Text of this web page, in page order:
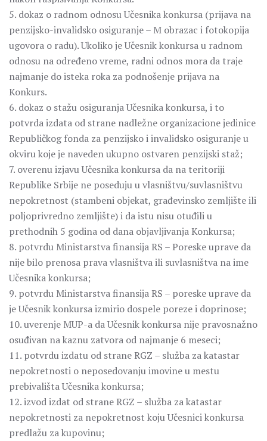
5. dokaz o radnom odnosu Učesnika konkursa (prijava na
penzijsko-invalidsko osiguranje – M obrazac i fotokopija
ugovora o radu). Ukoliko je Učesnik konkursa u radnom
odnosu na određeno vreme, radni odnos mora da traje
najmanje do isteka roka za podnošenje prijava na
Konkurs.
6. dokaz o stažu osiguranja Učesnika konkursa, i to
potvrda izdata od strane nadležne organizacione jedinice
Republičkog fonda za penzijsko i invalidsko osiguranje u
okviru koje je naveden ukupno ostvaren penzijski staž;
7. overenu izjavu Učesnika konkursa da na teritoriji
Republike Srbije ne poseduju u vlasništvu/suvlasništvu
nepokretnost (stambeni objekat, građevinsko zemljište ili
poljoprivredno zemljište) i da istu nisu otuđili u
prethodnih 5 godina od dana objavljivanja Konkursa;
8. potvrdu Ministarstva finansija RS – Poreske uprave da
nije bilo prenosa prava vlasništva ili suvlasništva na ime
Učesnika konkursa;
9. potvrdu Ministarstva finansija RS – poreske uprave da
je Učesnik konkursa izmirio dospele poreze i doprinose;
10. uverenje MUP-a da Učesnik konkursa nije pravosnažno
osuđivan na kaznu zatvora od najmanje 6 meseci;
11. potvrdu izdatu od strane RGZ – služba za katastar
nepokretnosti o neposedovanju imovine u mestu
prebivališta Učesnika konkursa;
12. izvod izdat od strane RGZ – služba za katastar
nepokretnosti za nepokretnost koju Učesnici konkursa
predlažu za kupovinu;